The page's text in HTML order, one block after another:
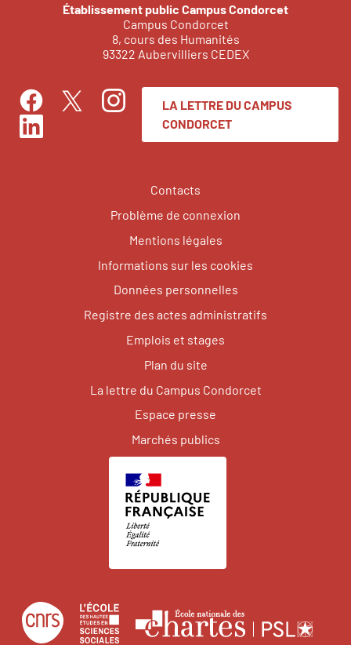
Établissement public Campus Condorcet
Campus Condorcet
8, cours des Humanités
93322 Aubervilliers CEDEX
FacebookTwitterInstagram
LinkedIn
LA LETTRE DU CAMPUS
CONDORCET
Contacts
Problème de connexion
Mentions légales
Informations sur les cookies
Données personnelles
Registre des actes administratifs
Emplois et stages
Plan du site
La lettre du Campus Condorcet
Espace presse
Marchés publics
Centre
national
École
des